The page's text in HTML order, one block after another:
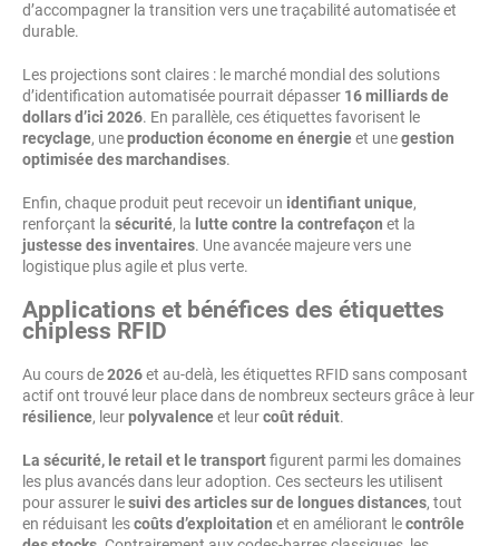
d’accompagner la transition vers une traçabilité automatisée et
durable.
Les projections sont claires : le marché mondial des solutions
d’identification automatisée pourrait dépasser 16 milliards de
dollars d’ici 2026. En parallèle, ces étiquettes favorisent le
recyclage, uneproduction économe en énergieet unegestion
optimisée des marchandises.
Enfin, chaque produit peut recevoir un identifiant unique,
renforçant la sécurité, la lutte contre la contrefaçon et la
justesse des inventaires. Une avancée majeure vers une
logistique plus agile et plus verte.
Applications et bénéfices des étiquettes
chipless RFID
Au cours de2026et au-delà, les étiquettes RFID sans composant
actif ont trouvé leur place dans de nombreux secteurs grâce à leur
résilience, leurpolyvalenceet leurcoût réduit.
La sécurité, le retail et le transportfigurent parmi les domaines
les plus avancés dans leur adoption. Ces secteurs les utilisent
pour assurer lesuivi des articles sur de longues distances, tout
en réduisant lescoûts d’exploitation et en améliorant lecontrôle